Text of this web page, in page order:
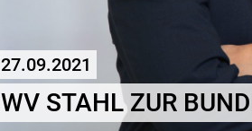
27.09.2021
WV STAHL ZUR